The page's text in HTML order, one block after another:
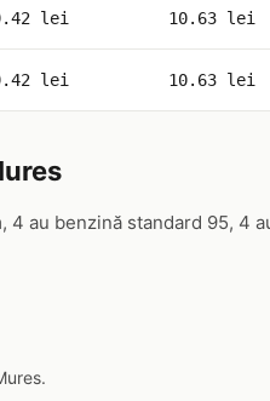
lei 10.63 lei
lei 10.63 lei
au benzină standard 95, 4